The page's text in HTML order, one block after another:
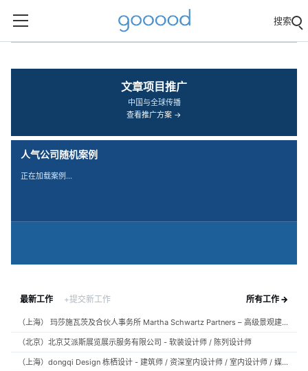
搜索
文章项目推广
中国与全球传播
查看推广方案 →
人气公司随机案例
正在加载案例…
最新工作 +提交新工作 所有工作 →
（上海） 玛莎施瓦茨及合伙人事务所 Martha Schwartz Partners – 高级景观建筑师 Senior Landscape Designer / 景观建筑师 Landscape Designer
（北京）北京艾派斯展览展示服务有限公司 - 软装设计师 / 陈列设计师
（上海）dongqi Design 栋栖设计 - 建筑师 / 资深室内设计师 / 室内设计师 / 媒体及公共关系主管 / 设计实习生（常年招聘）